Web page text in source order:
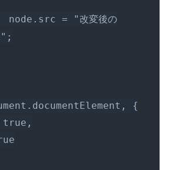
= "改変後の
{